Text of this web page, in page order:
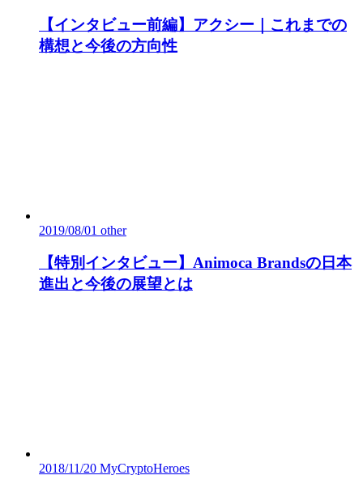
【インタビュー前編】アクシー｜これまでの
構想と今後の方向性
2019/08/01 other
【特別インタビュー】Animoca Brandsの日本
進出と今後の展望とは
2018/11/20 MyCryptoHeroes